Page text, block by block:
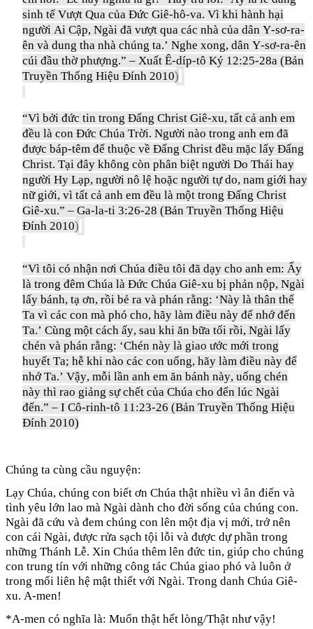
sinh tế Vượt Qua của Đức Giê-hô-va. Vì khi hành hại
người Ai Cập, Ngài đã vượt qua các nhà của dân Y-sơ-ra-
ên và dung tha nhà chúng ta.’ Nghe xong, dân Y-sơ-ra-ên
cúi đầu thờ phượng.” – Xuất Ê-díp-tô Ký 12:25-28a (Bản
Truyền Thống Hiệu Đính 2010)
“Vì bởi đức tin trong Đấng Christ Giê-xu, tất cả anh em
đều là con Đức Chúa Trời. Người nào trong anh em đã
được báp-têm để thuộc về Đấng Christ đều mặc lấy Đấng
Christ. Tại đây không còn phân biệt người Do Thái hay
người Hy Lạp, người nô lệ hoặc người tự do, nam giới hay
nữ giới, vì tất cả anh em đều là một trong Đấng Christ
Giê-xu.” – Ga-la-ti 3:26-28 (Bản Truyền Thống Hiệu
Đính 2010)
“Vì tôi có nhận nơi Chúa điều tôi đã dạy cho anh em: Ấy
là trong đêm Chúa là Đức Chúa Giê-xu bị phản nộp, Ngài
lấy bánh, tạ ơn, rồi bẻ ra và phán rằng: ‘Này là thân thể
Ta vì các con mà phó cho, hãy làm điều này để nhớ đến
Ta.’ Cùng một cách ấy, sau khi ăn bữa tối rồi, Ngài lấy
chén và phán rằng: ‘Chén này là giao ước mới trong
huyết Ta; hễ khi nào các con uống, hãy làm điều này để
nhớ Ta.’ Vậy, mỗi lần anh em ăn bánh này, uống chén
này thì rao giảng sự chết của Chúa cho đến lúc Ngài
đến.” – I Cô-rinh-tô 11:23-26 (Bản Truyền Thống Hiệu
Đính 2010)
Chúng ta cùng cầu nguyện:
Lạy Chúa, chúng con biết ơn Chúa thật nhiều vì ân điển và
tình yêu lớn lao mà Ngài dành cho đời sống của chúng con.
Ngài đã cứu và đem chúng con lên một địa vị mới, trở nên
con cái Ngài, được rửa sạch tội lỗi và được dự phần trong
những Thánh Lễ. Xin Chúa thêm lên đức tin, giúp cho chúng
con trung tín với những công tác Chúa giao phó và luôn ở
trong mối liên hệ mật thiết với Ngài. Trong danh Chúa Giê-
xu. A-men!
*A-men có nghĩa là: Muốn thật hết lòng/Thật như vậy!